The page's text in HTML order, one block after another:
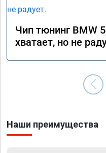
Чип тюнинг BMW
хватает, но не
Наши преимущества